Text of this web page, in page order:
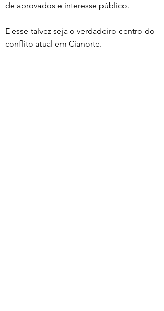
de aprovados e interesse público.
E esse talvez seja o verdadeiro centro do
conflito atual em Cianorte.